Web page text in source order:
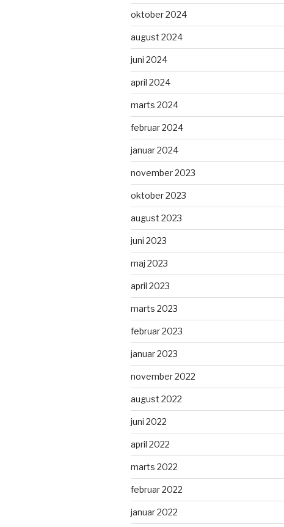
oktober 2024
august 2024
juni 2024
april 2024
marts 2024
februar 2024
januar 2024
november 2023
oktober 2023
august 2023
juni 2023
maj 2023
april 2023
marts 2023
februar 2023
januar 2023
november 2022
august 2022
juni 2022
april 2022
marts 2022
februar 2022
januar 2022